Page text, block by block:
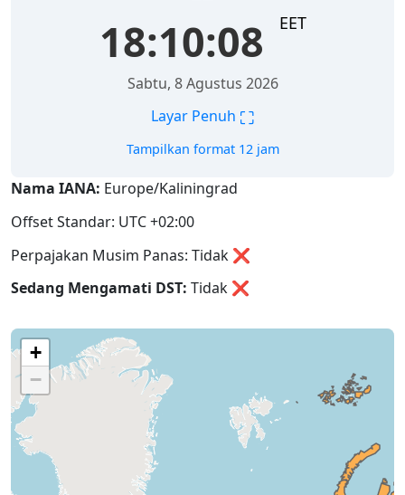
18:10:09 EET
Sabtu, 8 Agustus 2026
Layar Penuh ⛶
Tampilkan format 12 jam
Nama IANA: Europe/Kaliningrad
Offset Standar: UTC +02:00
Perpajakan Musim Panas: Tidak ❌
Sedang Mengamati DST: Tidak ❌
+
−